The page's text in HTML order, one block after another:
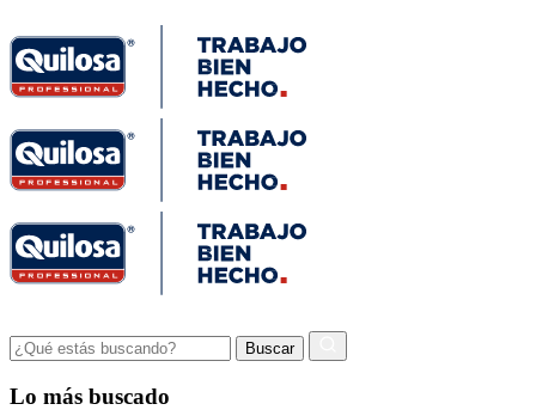
Lo más buscado